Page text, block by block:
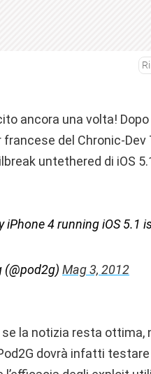
ancora una volta!
francese del Chronic-
untethered di iOS
iPhone 4 running iOS 5.1
(@pod2g) Mag 3, 2012
la notizia resta ottima,
dovrà infatti